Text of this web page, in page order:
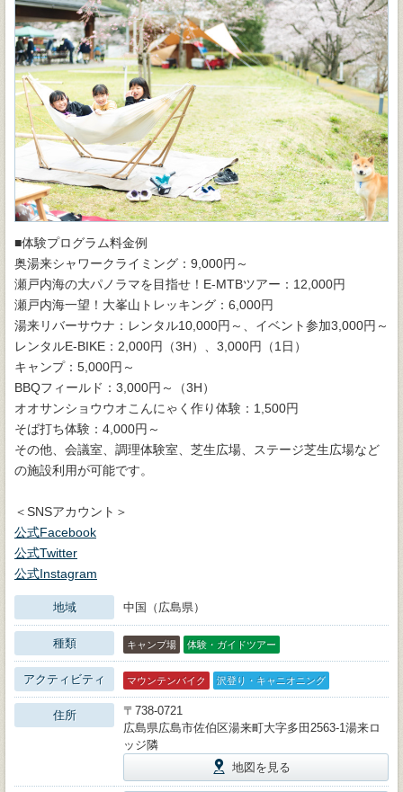
■体験プログラム料金例
奥湯来シャワークライミング：9,000円～
瀬戸内海の大パノラマを目指せ！E-MTBツアー：12,000円
瀬戸内海一望！大峯山トレッキング：6,000円
湯来リバーサウナ：レンタル10,000円～、イベント参加3,000円～
レンタルE-BIKE：2,000円（3H）、3,000円（1日）
キャンプ：5,000円～
BBQフィールド：3,000円～（3H）
オオサンショウウオこんにゃく作り体験：1,500円
そば打ち体験：4,000円～
その他、会議室、調理体験室、芝生広場、ステージ芝生広場など
の施設利用が可能です。
＜SNSアカウント＞
公式Facebook
公式Twitter
公式Instagram
地域 中国（広島県）
種類 キャンプ場 体験・ガイドツアー
アクティビティ マウンテンバイク 沢登り・キャニオニング
住所
〒738-0721
広島県広島市佐伯区湯来町大字多田2563-1湯来ロ
ッジ隣
地図を見る